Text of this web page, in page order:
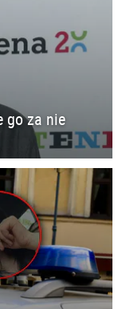
go za nie